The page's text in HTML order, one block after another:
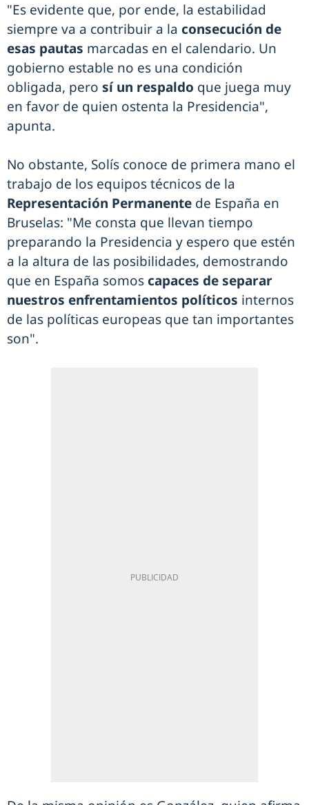
"Es evidente que, por ende, la estabilidad
siempre va a contribuir a la consecución de
esas pautas marcadas en el calendario. Un
gobierno estable no es una condición
obligada, pero sí un respaldo que juega muy
en favor de quien ostenta la Presidencia",
apunta.
No obstante, Solís conoce de primera mano el
trabajo de los equipos técnicos de la
Representación Permanente de España en
Bruselas: "Me consta que llevan tiempo
preparando la Presidencia y espero que estén
a la altura de las posibilidades, demostrando
que en España somos capaces de separar
nuestros enfrentamientos políticos internos
de las políticas europeas que tan importantes
son".